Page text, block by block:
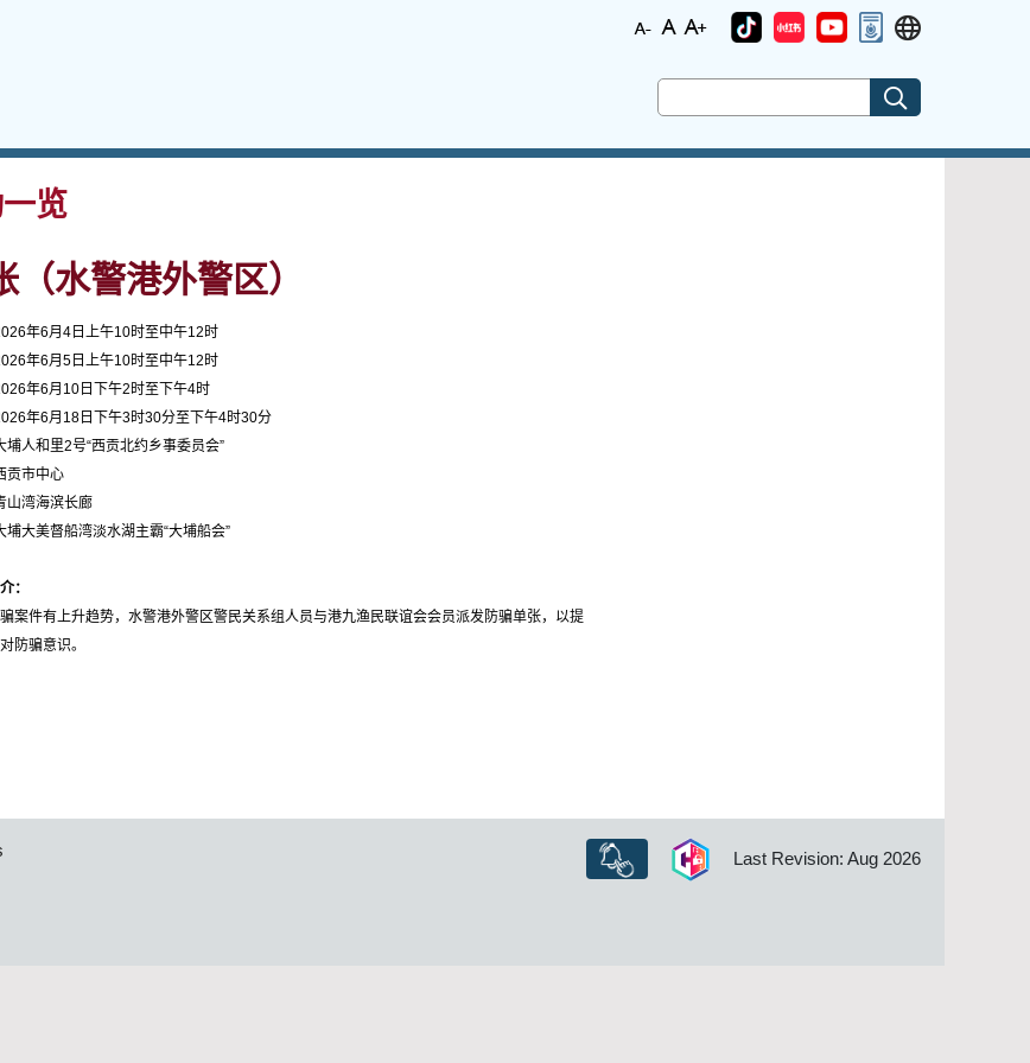
览
水警港外警区）
年6月4日上午10时至中午12时
年6月5日上午10时至中午12时
年6月10日下午2时至下午4时
年6月18日下午3时30分至下午4时30分
埔人和里2号“西贡北约乡事委员会”
贡市中心
山湾海滨长廊
埔大美督船湾淡水湖主霸“大埔船会”
：
案件有上升趋势，水警港外警区警民关系组人员与港九渔民联谊会会员派发防骗单张，以提
防骗意识。
Last Revision: Aug 2026